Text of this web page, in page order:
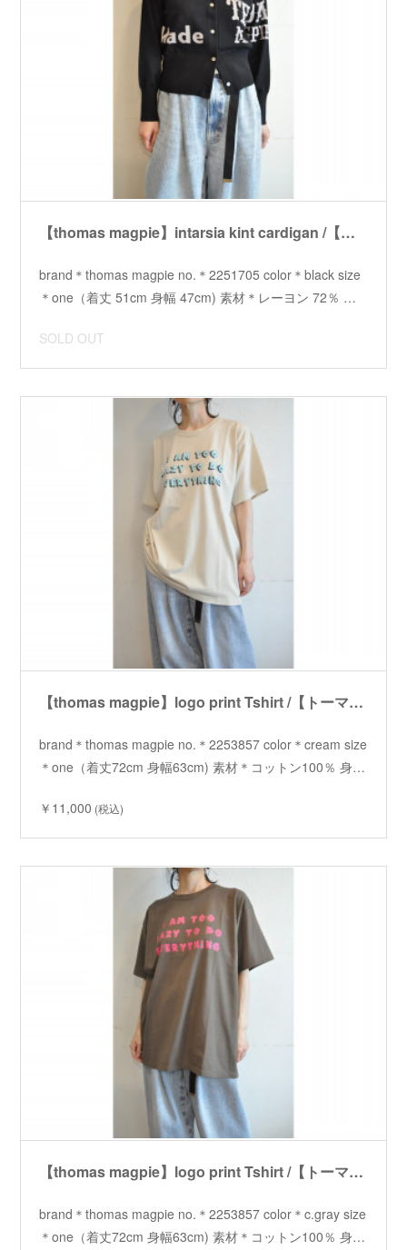
【thomas magpie】intarsia kint cardigan /【トーマスマグパイ】インターシャニットカーディガン
brand＊thomas magpie no.＊2251705 color＊black size
＊one（着丈 51cm 身幅 47cm) 素材＊レーヨン 72％ …
SOLD OUT
【thomas magpie】logo print Tshirt /【トーマスマグパイ】ロゴプリントTシャツ
brand＊thomas magpie no.＊2253857 color＊cream size
＊one（着丈72cm 身幅63cm) 素材＊コットン100％ 身…
￥11,000 (税込)
【thomas magpie】logo print Tshirt /【トーマスマグパイ】ロゴプリントTシャツ
brand＊thomas magpie no.＊2253857 color＊c.gray size
＊one（着丈72cm 身幅63cm) 素材＊コットン100％ 身…